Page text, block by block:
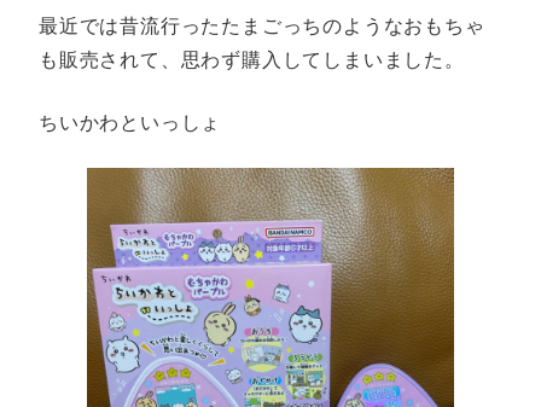
最近では昔流行ったたまごっちのようなおもちゃ
も販売されて、思わず購入してしまいました。
ちいかわといっしょ